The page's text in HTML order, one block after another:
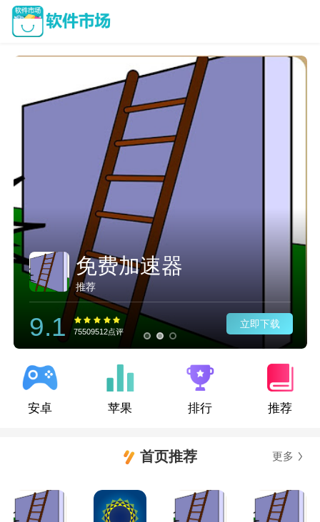
免费加速器
推荐
9.1 75509512点评
立即下载
安卓 苹果 排行 推荐
首页推荐 更多